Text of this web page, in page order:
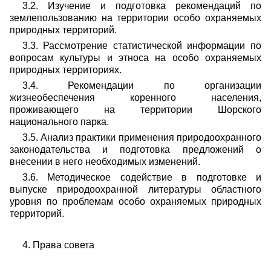
3.2. Изучение и подготовка рекомендаций по
землепользованию на территории особо охраняемых
природных территорий.
3.3. Рассмотрение статистической информации по
вопросам культуры и этноса на особо охраняемых
природных территориях.
3.4. Рекомендации по организации
жизнеобеспечения коренного населения,
проживающего на территории Шорского
национального парка.
3.5. Анализ практики применения природоохранного
законодательства и подготовка предложений о
внесении в него необходимых изменений.
3.6. Методическое содействие в подготовке и
выпуске природоохранной литературы областного
уровня по проблемам особо охраняемых природных
территорий.
4. Права совета